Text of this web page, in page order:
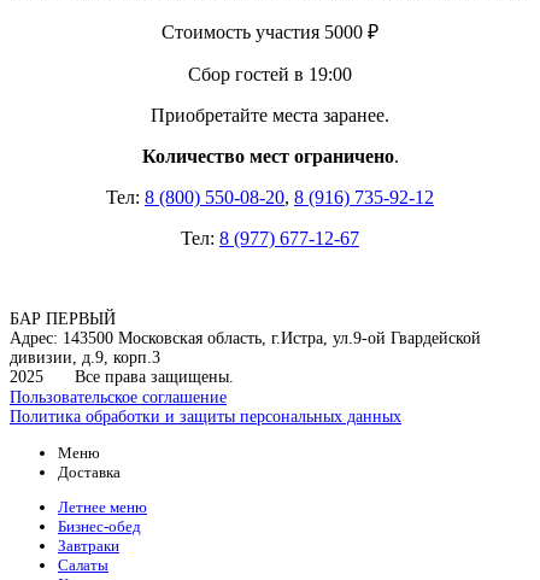
Стоимость участия 5000 ₽
Сбор гостей в 19:00
Приобретайте места заранее.
Количество мест ограничено.
Тел: 8 (800) 550-08-20, 8 (916) 735-92-12
Тел: 8 (977) 677-12-67
БАР ПЕРВЫЙ
Адрес: 143500 Московская область, г.Истра, ул.9-ой Гвардейской
дивизии, д.9, корп.3
2025
Все права защищены.
Пользовательское соглашение
Политика обработки и защиты персональных данных
Меню
Доставка
Летнее меню
Бизнес-обед
Завтраки
Салаты